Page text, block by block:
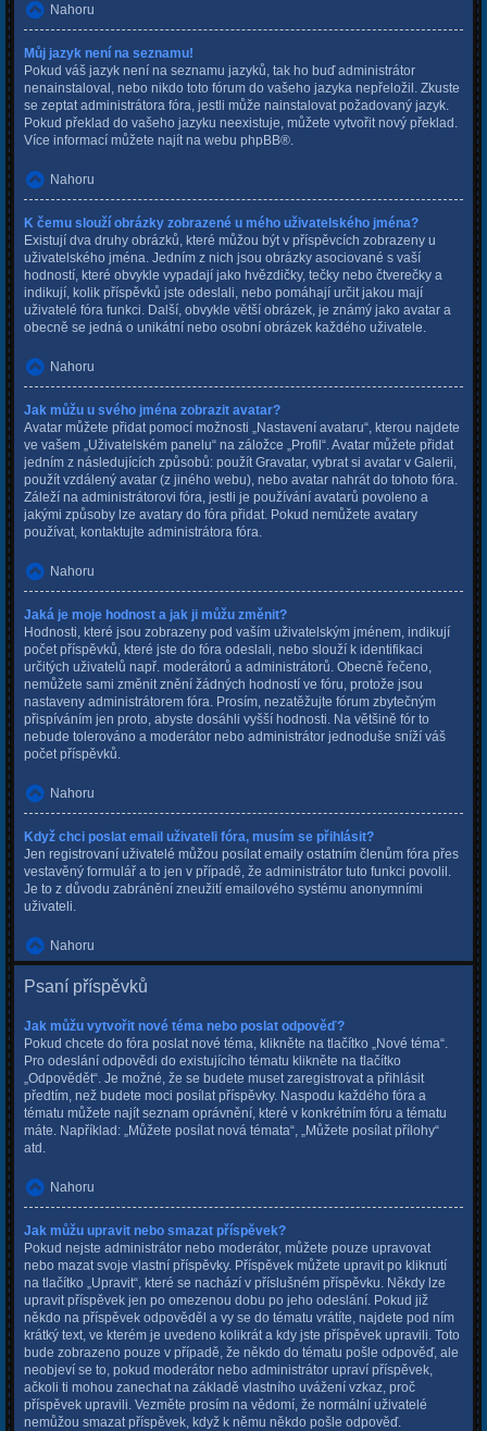
Nahoru
Můj jazyk není na seznamu!
Pokud váš jazyk není na seznamu jazyků, tak ho buď administrátor
nenainstaloval, nebo nikdo toto fórum do vašeho jazyka nepřeložil. Zkuste
se zeptat administrátora fóra, jestli může nainstalovat požadovaný jazyk.
Pokud překlad do vašeho jazyku neexistuje, můžete vytvořit nový překlad.
Více informací můžete najít na webu phpBB®.
Nahoru
K čemu slouží obrázky zobrazené u mého uživatelského jména?
Existují dva druhy obrázků, které můžou být v příspěvcích zobrazeny u
uživatelského jména. Jedním z nich jsou obrázky asociované s vaší
hodností, které obvykle vypadají jako hvězdičky, tečky nebo čtverečky a
indikují, kolik příspěvků jste odeslali, nebo pomáhají určit jakou mají
uživatelé fóra funkci. Další, obvykle větší obrázek, je známý jako avatar a
obecně se jedná o unikátní nebo osobní obrázek každého uživatele.
Nahoru
Jak můžu u svého jména zobrazit avatar?
Avatar můžete přidat pomocí možnosti „Nastavení avataru“, kterou najdete
ve vašem „Uživatelském panelu“ na záložce „Profil“. Avatar můžete přidat
jedním z následujících způsobů: použít Gravatar, vybrat si avatar v Galerii,
použít vzdálený avatar (z jiného webu), nebo avatar nahrát do tohoto fóra.
Záleží na administrátorovi fóra, jestli je používání avatarů povoleno a
jakými způsoby lze avatary do fóra přidat. Pokud nemůžete avatary
používat, kontaktujte administrátora fóra.
Nahoru
Jaká je moje hodnost a jak ji můžu změnit?
Hodnosti, které jsou zobrazeny pod vaším uživatelským jménem, indikují
počet příspěvků, které jste do fóra odeslali, nebo slouží k identifikaci
určitých uživatelů např. moderátorů a administrátorů. Obecně řečeno,
nemůžete sami změnit znění žádných hodností ve fóru, protože jsou
nastaveny administrátorem fóra. Prosím, nezatěžujte fórum zbytečným
přispíváním jen proto, abyste dosáhli vyšší hodnosti. Na většině fór to
nebude tolerováno a moderátor nebo administrátor jednoduše sníží váš
počet příspěvků.
Nahoru
Když chci poslat email uživateli fóra, musím se přihlásit?
Jen registrovaní uživatelé můžou posílat emaily ostatním členům fóra přes
vestavěný formulář a to jen v případě, že administrátor tuto funkci povolil.
Je to z důvodu zabránění zneužití emailového systému anonymními
uživateli.
Nahoru
Psaní příspěvků
Jak můžu vytvořit nové téma nebo poslat odpověď?
Pokud chcete do fóra poslat nové téma, klikněte na tlačítko „Nové téma“.
Pro odeslání odpovědi do existujícího tématu klikněte na tlačítko
„Odpovědět“. Je možné, že se budete muset zaregistrovat a přihlásit
předtím, než budete moci posílat příspěvky. Naspodu každého fóra a
tématu můžete najít seznam oprávnění, které v konkrétním fóru a tématu
máte. Například: „Můžete posílat nová témata“, „Můžete posílat přílohy“
atd.
Nahoru
Jak můžu upravit nebo smazat příspěvek?
Pokud nejste administrátor nebo moderátor, můžete pouze upravovat
nebo mazat svoje vlastní příspěvky. Příspěvek můžete upravit po kliknutí
na tlačítko „Upravit“, které se nachází v příslušném příspěvku. Někdy lze
upravit příspěvek jen po omezenou dobu po jeho odeslání. Pokud již
někdo na příspěvek odpověděl a vy se do tématu vrátíte, najdete pod ním
krátký text, ve kterém je uvedeno kolikrát a kdy jste příspěvek upravili. Toto
bude zobrazeno pouze v případě, že někdo do tématu pošle odpověď, ale
neobjeví se to, pokud moderátor nebo administrátor upraví příspěvek,
ačkoli ti mohou zanechat na základě vlastního uvážení vzkaz, proč
příspěvek upravili. Vezměte prosím na vědomí, že normální uživatelé
nemůžou smazat příspěvek, když k němu někdo pošle odpověď.